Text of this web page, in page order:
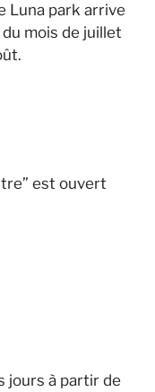
Luna park arrive
mois de juillet
est ouvert
jours à partir de